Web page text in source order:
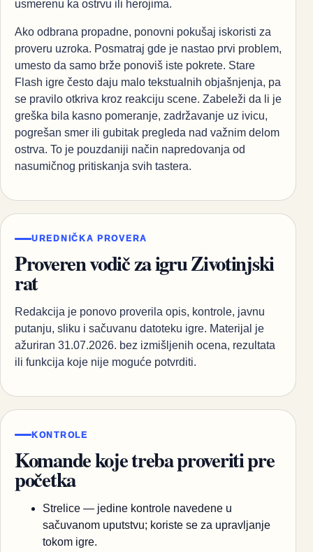
usmerenu ka ostrvu ili herojima.
Ako odbrana propadne, ponovni pokušaj iskoristi za
proveru uzroka. Posmatraj gde je nastao prvi problem,
umesto da samo brže ponoviš iste pokrete. Stare
Flash igre često daju malo tekstualnih objašnjenja, pa
se pravilo otkriva kroz reakciju scene. Zabeleži da li je
greška bila kasno pomeranje, zadržavanje uz ivicu,
pogrešan smer ili gubitak pregleda nad važnim delom
ostrva. To je pouzdaniji način napredovanja od
nasumičnog pritiskanja svih tastera.
UREDNIČKA PROVERA
Proveren vodič za igru Zivotinjski
rat
Redakcija je ponovo proverila opis, kontrole, javnu
putanju, sliku i sačuvanu datoteku igre. Materijal je
ažuriran 31.07.2026. bez izmišljenih ocena, rezultata
ili funkcija koje nije moguće potvrditi.
KONTROLE
Komande koje treba proveriti pre
početka
Strelice — jedine kontrole navedene u
sačuvanom uputstvu; koriste se za upravljanje
tokom igre.